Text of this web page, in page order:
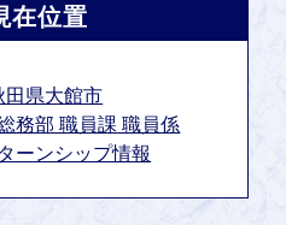
在位置
田県大館市
務部 職員課 職員係
ーンシップ情報